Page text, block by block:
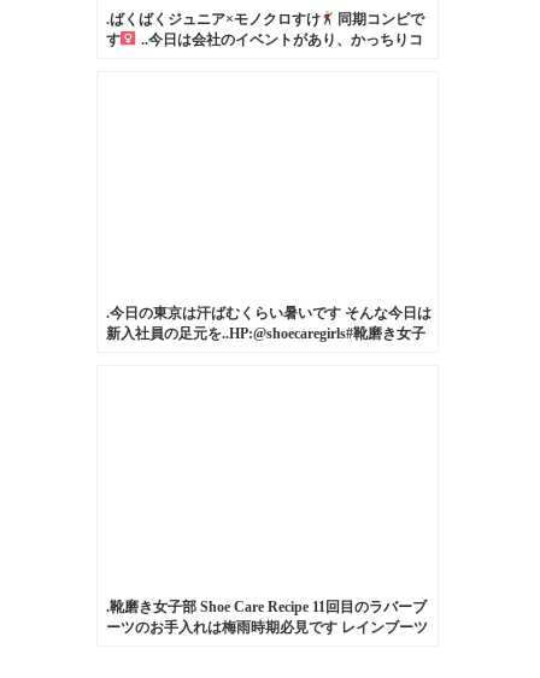
.ばくばくジュニア×モノクロすけ
同期コンビで
す‍
..今日は会社のイベントがあり、かっちりコ
.今日の東京は汗ばむくらい暑いです️ そんな今日は
新入社員の足元を..HP:@shoecaregirls#靴磨き女子
.靴磨き女子部 Shoe Care Recipe 11回目のラバーブ
ーツのお手入れは梅雨時期必見です️ レインブーツ